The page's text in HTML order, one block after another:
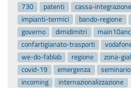
730 patenti cassa-integrazione
impianti-termici
bando-regione
governo
dimidimitri
confartigianato-trasporti
we-do-fablab
regione zona-
covid-19
emergenza seminario
incoming
internazionalizzazione